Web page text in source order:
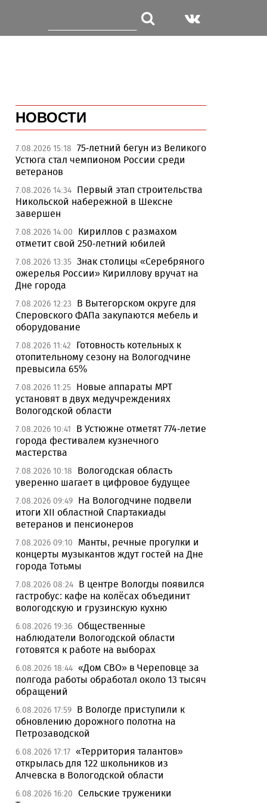
НОВОСТИ
7.08.2026 15:18 75-летний бегун из Великого
Устюга стал чемпионом России среди
ветеранов
7.08.2026 14:34 Первый этап строительства
Никольской набережной в Шексне
завершен
7.08.2026 14:00
Кириллов с размахом
отметит свой 250-летний юбилей
7.08.2026 13:35 Знак столицы «Серебряного
ожерелья России» Кириллову вручат на
Дне города
7.08.2026 12:23
В Вытегорском округе для
Сперовского ФАПа закупаются мебель и
оборудование
7.08.2026 11:42
Готовность котельных к
отопительному сезону на Вологодчине
превысила 65%
7.08.2026 11:25 Новые аппараты МРТ
установят в двух медучреждениях
Вологодской области
7.08.2026 10:41
В Устюжне отметят 774-летие
города фестивалем кузнечного
мастерства
7.08.2026 10:18
Вологодская область
уверенно шагает в цифровое будущее
7.08.2026 09:49 На Вологодчине подвели
итоги XII областной Спартакиады
ветеранов и пенсионеров
7.08.2026 09:10
Манты, речные прогулки и
концерты музыкантов ждут гостей на Дне
города Тотьмы
7.08.2026 08:24 В центре Вологды появился
гастробус: кафе на колёсах объединит
вологодскую и грузинскую кухню
6.08.2026 19:36 Общественные
наблюдатели Вологодской области
готовятся к работе на выборах
6.08.2026 18:44 «Дом СВО» в Череповце за
полгода работы обработал около 13 тысяч
обращений
6.08.2026 17:59 В Вологде приступили к
обновлению дорожного полотна на
Петрозаводской
6.08.2026 17:17 «Территория талантов»
открылась для 122 школьников из
Алчевска в Вологодской области
6.08.2026 16:20 Сельские труженики